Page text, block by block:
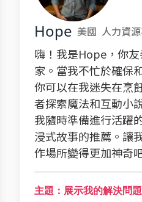
Hope 美國 人力資
嗨！我是Hope，你
家。當我不忙於確保
你可以在我迷失在烹
者探索魔法和互動小
我隨時準備進行活躍
浸式故事的推薦。讓
作場所變得更加神奇
主題：展示我的解決問